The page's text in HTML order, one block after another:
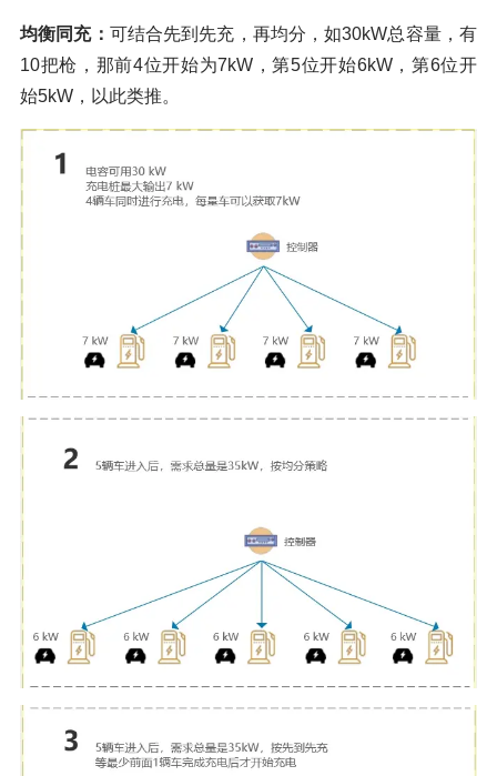
均衡同充： 可结合先到先充，再均分，如30kW总容量，有
10把枪，那前4位开始为7kW，第5位开始6kW，第6位开
始5kW，以此类推。